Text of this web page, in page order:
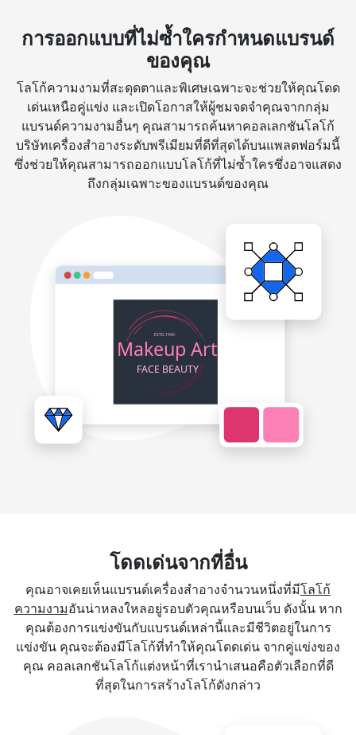
การออกแบบที่ไม่ซ้ำใครกำหนดแบรนด์
ของคุณ
โลโก้ความงามที่สะดุดตาและพิเศษเฉพาะจะช่วยให้คุณโดด
เด่นเหนือคู่แข่ง และเปิดโอกาสให้ผู้ชมจดจำคุณจากกลุ่ม
แบรนด์ความงามอื่นๆ คุณสามารถค้นหาคอลเลกชันโลโก้
บริษัทเครื่องสำอางระดับพรีเมียมที่ดีที่สุดได้บนแพลตฟอร์มนี้
ซึ่งช่วยให้คุณสามารถออกแบบโลโก้ที่ไม่ซ้ำใครซึ่งอาจแสดง
ถึงกลุ่มเฉพาะของแบรนด์ของคุณ
โดดเด่นจากที่อื่น
คุณอาจเคยเห็นแบรนด์เครื่องสำอางจำนวนหนึ่งที่มีโลโก้
ความงามอันน่าหลงใหลอยู่รอบตัวคุณหรือบนเว็บ ดังนั้น หาก
คุณต้องการแข่งขันกับแบรนด์เหล่านี้และมีชีวิตอยู่ในการ
แข่งขัน คุณจะต้องมีโลโก้ที่ทำให้คุณโดดเด่น จากคู่แข่งของ
คุณ คอลเลกชันโลโก้แต่งหน้าที่เรานำเสนอคือตัวเลือกที่ดี
ที่สุดในการสร้างโลโก้ดังกล่าว